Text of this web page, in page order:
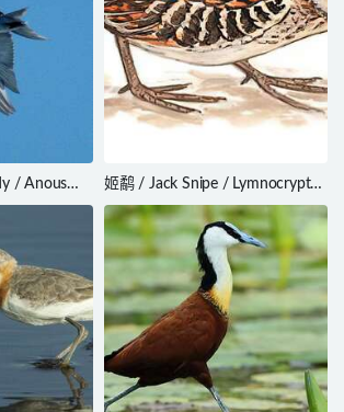
/ Anous
姬鹬 / Jack Snipe / Lymnocryptes
minimus